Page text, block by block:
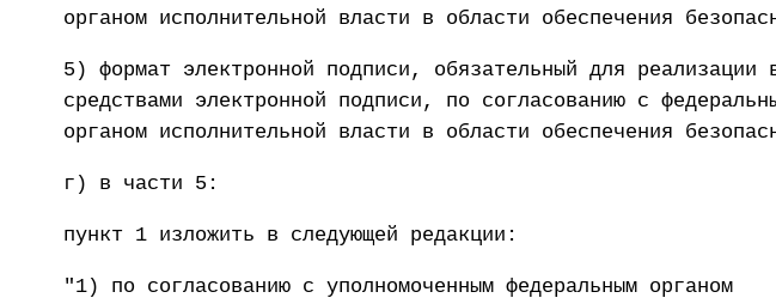
органом исполнительной власти в области обеспечения
5) формат электронной подписи, обязательный для реализации
средствами электронной подписи, по согласованию с
органом исполнительной власти в области обеспечения
г) в части 5:
пункт 1 изложить в следующей редакции:
"1) по согласованию с уполномоченным федеральным органом